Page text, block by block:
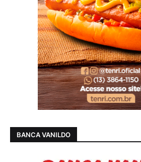
BANCA VANILDO